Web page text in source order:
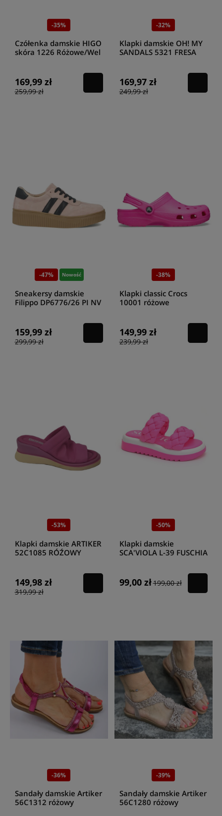
-35%
Czółenka damskie HIGO
skóra 1226 Różowe/Wel
169,99 zł
259,99 zł
-32%
Klapki damskie OH! MY
SANDALS 5321 FRESA
169,97 zł
249,99 zł
-47% Nowość
Sneakersy damskie
Filippo DP6776/26 PI NV
159,99 zł
299,99 zł
-38%
Klapki classic Crocs
10001 różowe
149,99 zł
239,99 zł
-53%
Klapki damskie ARTIKER
52C1085 RÓŹOWY
149,98 zł
319,99 zł
-50%
Klapki damskie
SCA'VIOLA L-39 FUSCHIA
99,00 zł199,00 zł
-36%
Sandały damskie Artiker
56C1312 różowy
-39%
Sandały damskie Artiker
56C1280 różowy